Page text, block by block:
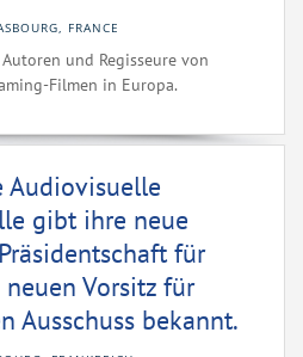
FRANCE
und Regisseure von
Filmen in Europa.
Audiovisuelle
gibt ihre neue
für
Vorsitz für
Ausschuss bekannt.